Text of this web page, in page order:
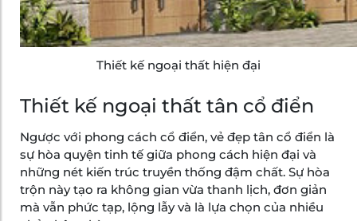
Thiết kế ngoại thất hiện đại
Thiết kế ngoại thất tân cổ điển
Ngược với phong cách cổ điển, vẻ đẹp tân cổ điển là
sự hòa quyện tinh tế giữa phong cách hiện đại và
những nét kiến trúc truyền thống đậm chất. Sự hòa
trộn này tạo ra không gian vừa thanh lịch, đơn giản
mà vẫn phức tạp, lộng lẫy và là lựa chọn của nhiều